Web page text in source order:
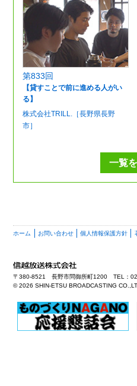
第833回
【貸すことで前に進める人がい
る】
株式会社TRILL.［長野県長野
市］
一覧
ホーム お問い合わせ 個人情報保護方針
〒380-8521 長野市問御所町1200 TEL：
©2026 SHIN-ETSU BROADCASTING